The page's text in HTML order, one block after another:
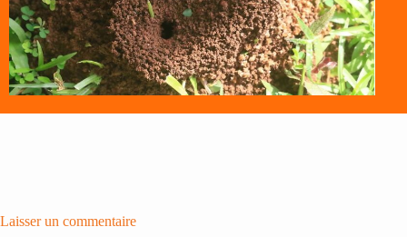
Laisser un commentaire